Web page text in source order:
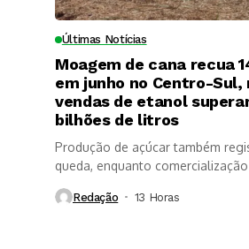
Últimas Notícias
Moagem de cana recua
em junho no Centro-Sul,
vendas de etanol
bilhões de litros
Produção de açúcar também
queda, enquanto
Redação 13 Horas ⁮